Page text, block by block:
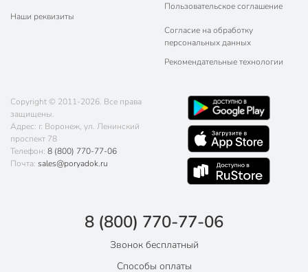
Наши реквизиты
Пользовательское соглашение
Согласие на обработку
персональных данных
Рекомендательные технологии
Copyright © 2011-2026. Все права
защищены.
Адрес: г. Воронеж, ул. Ленинский
проспект 78
Телефон: 8 (800) 770-77-06
Почта: sales@poryadok.ru
8 (800) 770-77-06
Звонок бесплатный
Способы оплаты